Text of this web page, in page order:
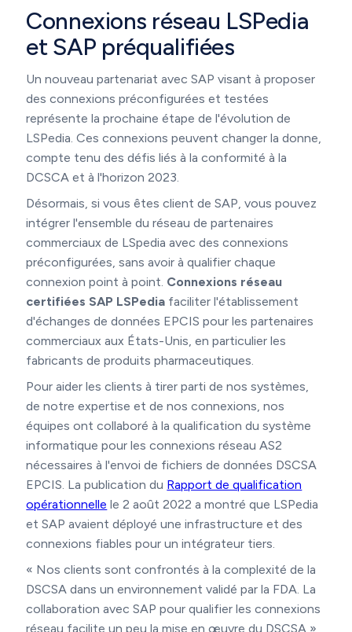
Connexions réseau LSPedia
et SAP préqualifiées
Un nouveau partenariat avec SAP visant à proposer
des connexions préconfigurées et testées
représente la prochaine étape de l'évolution de
LSPedia. Ces connexions peuvent changer la donne,
compte tenu des défis liés à la conformité à la
DCSCA et à l'horizon 2023.
Désormais, si vous êtes client de SAP, vous pouvez
intégrer l'ensemble du réseau de partenaires
commerciaux de LSpedia avec des connexions
préconfigurées, sans avoir à qualifier chaque
connexion point à point. Connexions réseau
certifiées SAP LSPedia faciliter l'établissement
d'échanges de données EPCIS pour les partenaires
commerciaux aux États-Unis, en particulier les
fabricants de produits pharmaceutiques.
Pour aider les clients à tirer parti de nos systèmes,
de notre expertise et de nos connexions, nos
équipes ont collaboré à la qualification du système
informatique pour les connexions réseau AS2
nécessaires à l'envoi de fichiers de données DSCSA
EPCIS. La publication du Rapport de qualification
opérationnelle le 2 août 2022 a montré que LSPedia
et SAP avaient déployé une infrastructure et des
connexions fiables pour un intégrateur tiers.
« Nos clients sont confrontés à la complexité de la
DSCSA dans un environnement validé par la FDA. La
collaboration avec SAP pour qualifier les connexions
réseau facilite un peu la mise en œuvre du DSCSA »,